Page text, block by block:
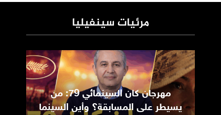
مرئيات سينفيليا
مهرجان كان السينمائي 79: من
يسيطر على المسابقة؟ وأين السينما